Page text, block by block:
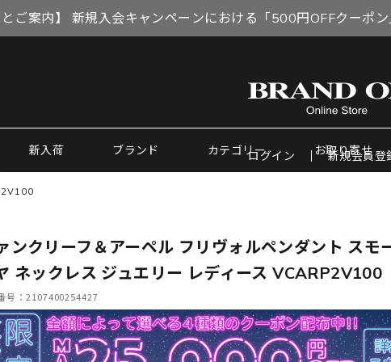
とご案内】 新規入会キャンペーンにおける「500円OFFクーポ
新入荷 ブランド カテゴリー お取り寄せ
ログイン 新規会員登
ンクリーフ＆アーペル フリヴォルペンダント スモ
ネックレス ジュエリー レディース VCARP2V100
号：2107400254427